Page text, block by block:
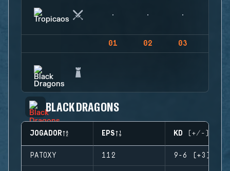
01 02 03
BLACK DRAGONS
JOGADOR EPS KD (+/-)
PATOXY 112 9-6 (+3)